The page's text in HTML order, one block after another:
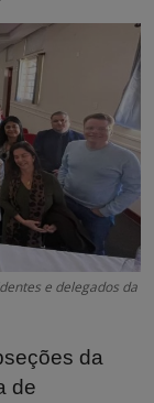
e delegados da
da
de